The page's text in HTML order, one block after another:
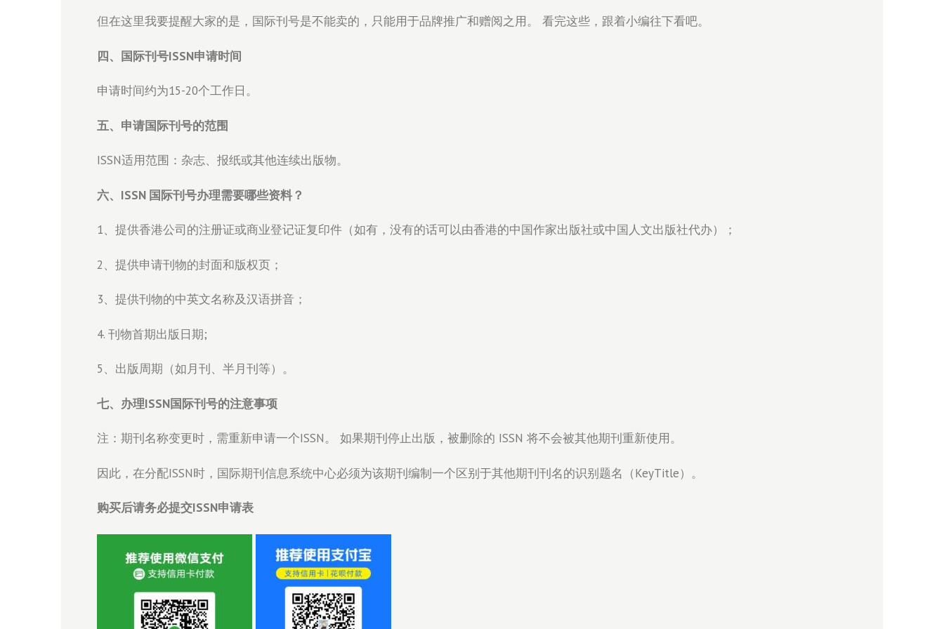
但在这里我要提醒大家的是，国际刊号是不能卖的，只能用于品牌推广和赠阅之用。 看完这些，跟着小编往下看吧。
四、国际刊号ISSN申请时间
申请时间约为15-20个工作日。
五、申请国际刊号的范围
ISSN适用范围：杂志、报纸或其他连续出版物。
六、ISSN 国际刊号办理需要哪些资料？
1、提供香港公司的注册证或商业登记证复印件（如有，没有的话可以由香港的中国作家出版社或中国人文出版社代办）；
2、提供申请刊物的封面和版权页；
3、提供刊物的中英文名称及汉语拼音；
4. 刊物首期出版日期;
5、出版周期（如月刊、半月刊等）。
七、办理ISSN国际刊号的注意事项
注：期刊名称变更时，需重新申请一个ISSN。 如果期刊停止出版，被删除的 ISSN 将不会被其他期刊重新使用。
因此，在分配ISSN时，国际期刊信息系统中心必须为该期刊编制一个区别于其他期刊刊名的识别题名（KeyTitle）。
购买后请务必提交ISSN申请表